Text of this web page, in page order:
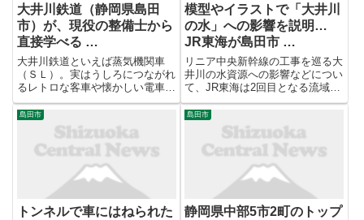
大井川鉄道（静岡県島田
市）が、現役の整備士から
直接学べる …
大井川鉄道といえば蒸気機関車
（ＳＬ）。実はうしろにつながれ
るレトロな客車や懐かしい電車
も、日本でここにしかないと言っ
ても過言ではないほど貴重な動態
保存車両だ。このツアーでは、ふ
だん見られない現役整備士から直
接話を聞くほか、車両基地の裏側
模型やイラストで「大井川
の水」への影響を説明…
JR東海が島田市 …
リニア中央新幹線の工事を巡る大
井川の水資源への影響などについ
て、JR東海は2回目となる流域で
の住民説明会を島田市で実施しま
した。 【写真を見る】模型やイ
ラストで「大井川の水」への影響
を説明…JR東海が島田市で2回目
の住民説明会=静岡 11月...
島田市
トンネルで車にはねられた
島田市
静岡県中部5市2町のトップ